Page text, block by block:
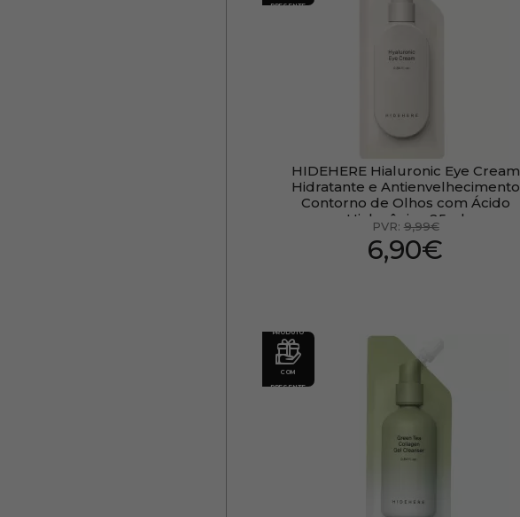
PRESENTE
HIDEHERE Hialuronic Eye Cream
Hidratante e Antienvelhecimento
Contorno de Olhos com Ácido
Hialurônico 25ml
PVR: 9,99€
6,90€
PRODUTO
COM
PRESENTE